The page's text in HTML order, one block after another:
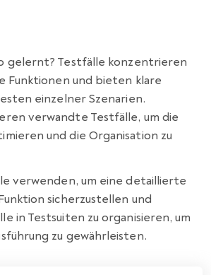
gelernt? Testfälle konzentrieren
Funktionen und bieten klare
einzelner Szenarien.
verwandte Testfälle, um die
und die Organisation zu
verwenden, um eine detaillierte
sicherzustellen und
in Testsuiten zu organisieren, um
zu gewährleisten.